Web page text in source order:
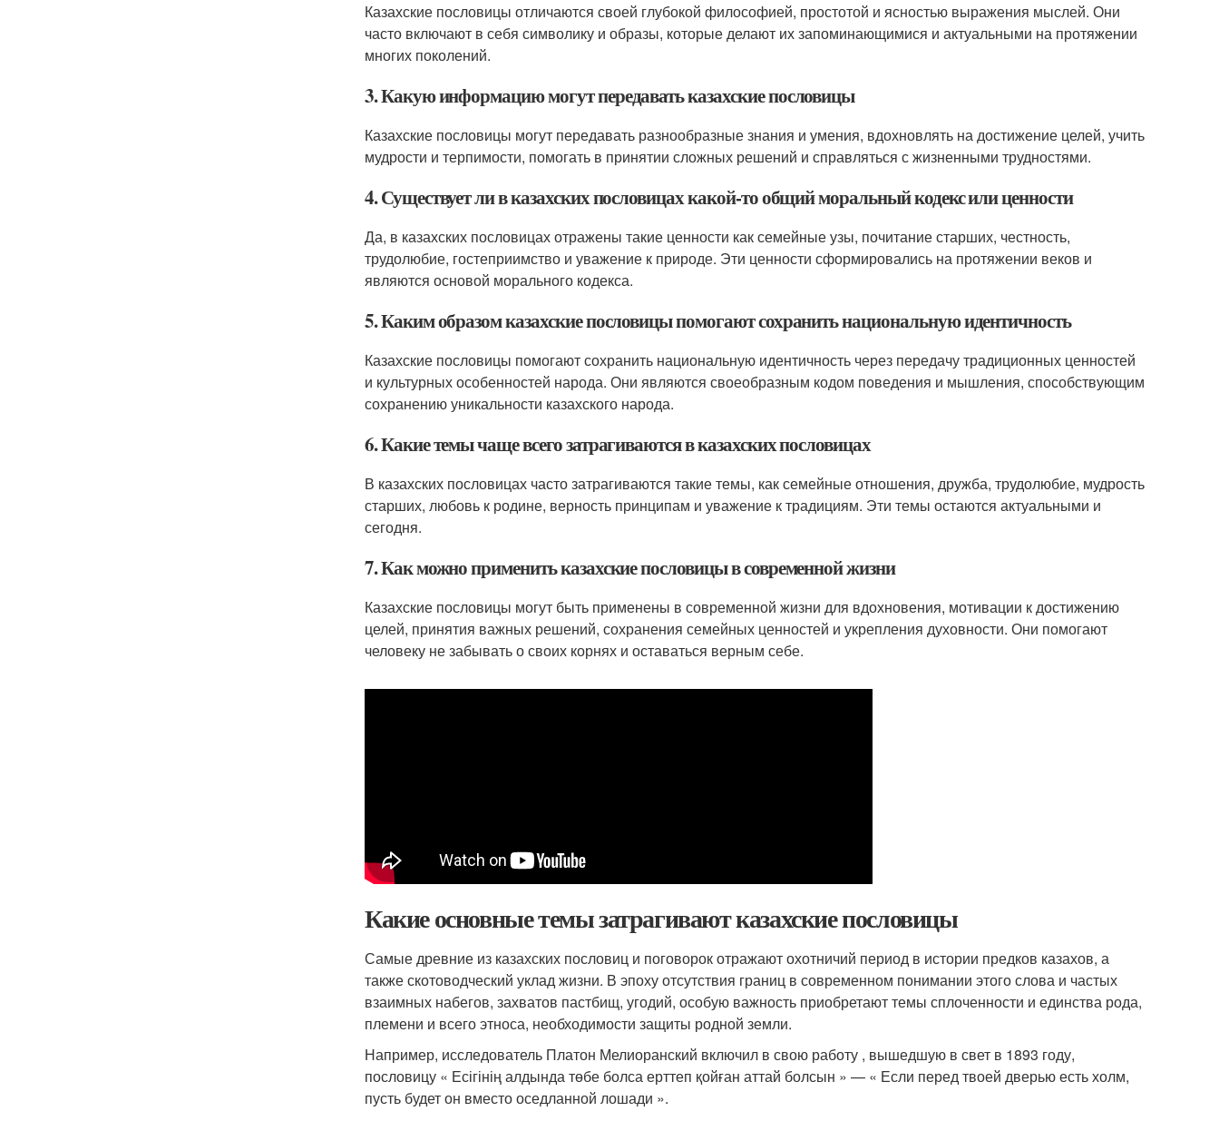
Казахские пословицы отличаются своей глубокой философией, простотой и ясностью выражения мыслей. Они
часто включают в себя символику и образы, которые делают их запоминающимися и актуальными на протяжении
многих поколений.
3. Какую информацию могут передавать казахские пословицы
Казахские пословицы могут передавать разнообразные знания и умения, вдохновлять на достижение целей, учить
мудрости и терпимости, помогать в принятии сложных решений и справляться с жизненными трудностями.
4. Существует ли в казахских пословицах какой-то общий моральный кодекс или ценности
Да, в казахских пословицах отражены такие ценности как семейные узы, почитание старших, честность,
трудолюбие, гостеприимство и уважение к природе. Эти ценности сформировались на протяжении веков и
являются основой морального кодекса.
5. Каким образом казахские пословицы помогают сохранить национальную идентичность
Казахские пословицы помогают сохранить национальную идентичность через передачу традиционных ценностей
и культурных особенностей народа. Они являются своеобразным кодом поведения и мышления, способствующим
сохранению уникальности казахского народа.
6. Какие темы чаще всего затрагиваются в казахских пословицах
В казахских пословицах часто затрагиваются такие темы, как семейные отношения, дружба, трудолюбие, мудрость
старших, любовь к родине, верность принципам и уважение к традициям. Эти темы остаются актуальными и
сегодня.
7. Как можно применить казахские пословицы в современной жизни
Казахские пословицы могут быть применены в современной жизни для вдохновения, мотивации к достижению
целей, принятия важных решений, сохранения семейных ценностей и укрепления духовности. Они помогают
человеку не забывать о своих корнях и оставаться верным себе.
Какие основные темы затрагивают казахские пословицы
Самые древние из казахских пословиц и поговорок отражают охотничий период в истории предков казахов, а
также скотоводческий уклад жизни. В эпоху отсутствия границ в современном понимании этого слова и частых
взаимных набегов, захватов пастбищ, угодий, особую важность приобретают темы сплоченности и единства рода,
племени и всего этноса, необходимости защиты родной земли.
Например, исследователь Платон Мелиоранский включил в свою работу , вышедшую в свет в 1893 году,
пословицу « Есігінің алдында төбе болса ерттеп қойған аттай болсын » — « Если перед твоей дверью есть холм,
пусть будет он вместо оседланной лошади ».